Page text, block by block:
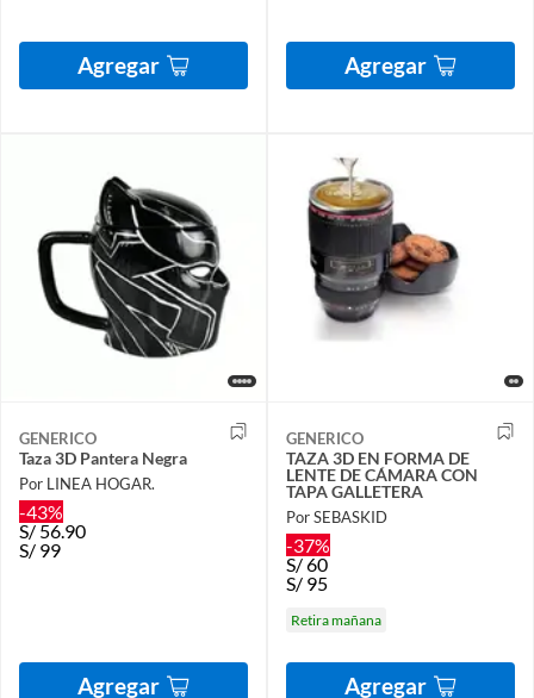
Agregar Agregar
GENERICO
Taza 3D Pantera Negra
Por LINEA HOGAR.
-43%
S/56.90
S/ 99
Agregar
GENERICO
TAZA 3D EN FORMA DE
LENTE DE CÁMARA CON
TAPA GALLETERA
Por SEBASKID
-37%
S/60
S/ 95
Retira mañana
Agregar